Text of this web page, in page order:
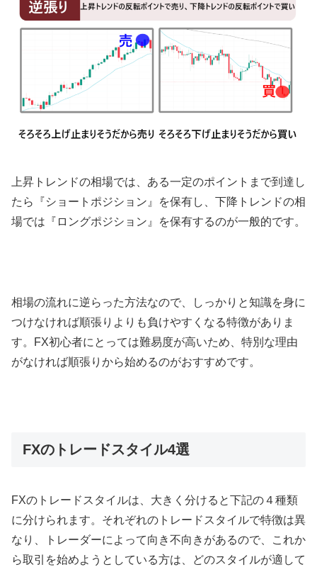
上昇トレンドの相場では、ある一定のポイントまで到達し
たら『ショートポジション』を保有し、下降トレンドの相
場では『ロングポジション』を保有するのが一般的です。
相場の流れに逆らった方法なので、しっかりと知識を身に
つけなければ順張りよりも負けやすくなる特徴がありま
す。
FX初心者にとっては難易度が高いため、特別な理由
がなければ順張りから始めるのがおすすめです。
FXのトレードスタイル4選
FXのトレードスタイルは、大きく分けると下記の４種類
に分けられます。それぞれのトレードスタイルで特徴は異
なり、トレーダーによって向き不向きがあるので、これか
ら取引を始めようとしている方は、どのスタイルが適して